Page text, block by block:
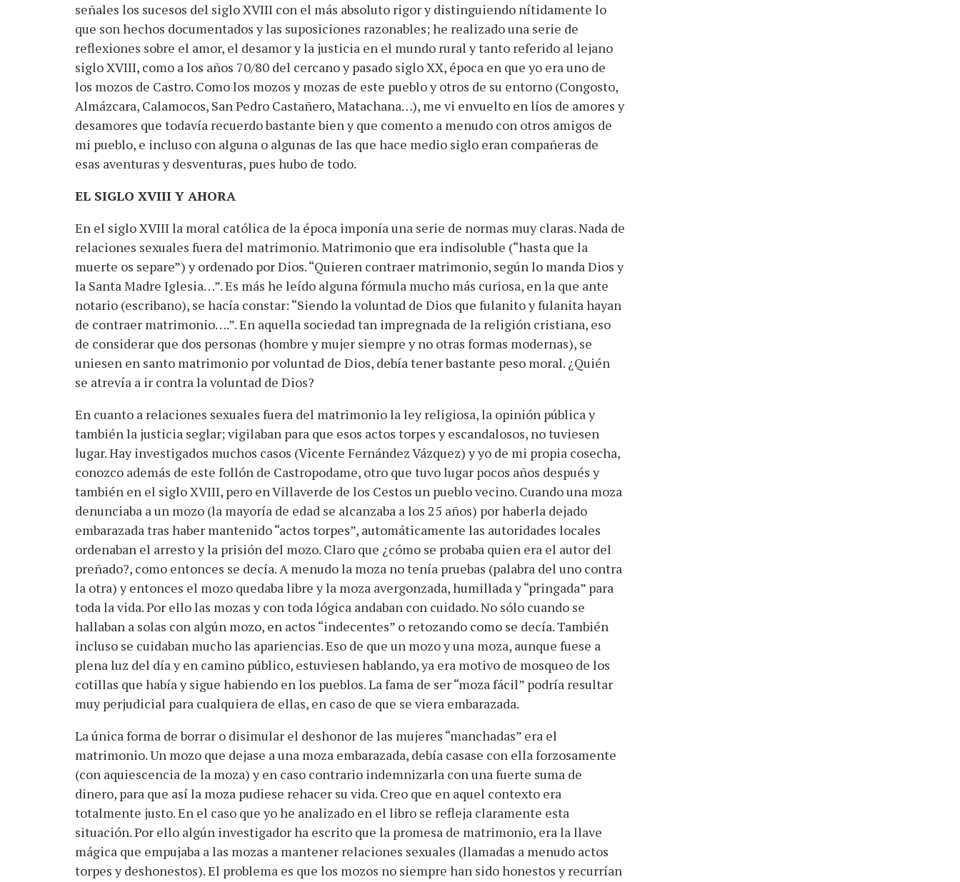
señales los sucesos del siglo XVIII con el más absoluto rigor y distinguiendo nítidamente lo
que son hechos documentados y las suposiciones razonables; he realizado una serie de
reflexiones sobre el amor, el desamor y la justicia en el mundo rural y tanto referido al lejano
siglo XVIII, como a los años 70/80 del cercano y pasado siglo XX, época en que yo era uno de
los mozos de Castro. Como los mozos y mozas de este pueblo y otros de su entorno (Congosto,
Almázcara, Calamocos, San Pedro Castañero, Matachana…), me vi envuelto en líos de amores y
desamores que todavía recuerdo bastante bien y que comento a menudo con otros amigos de
mi pueblo, e incluso con alguna o algunas de las que hace medio siglo eran compañeras de
esas aventuras y desventuras, pues hubo de todo.
EL SIGLO XVIII Y AHORA
En el siglo XVIII la moral católica de la época imponía una serie de normas muy claras. Nada de
relaciones sexuales fuera del matrimonio. Matrimonio que era indisoluble (“hasta que la
muerte os separe”) y ordenado por Dios. “Quieren contraer matrimonio, según lo manda Dios y
la Santa Madre Iglesia…”. Es más he leído alguna fórmula mucho más curiosa, en la que ante
notario (escribano), se hacía constar: “Siendo la voluntad de Dios que fulanito y fulanita hayan
de contraer matrimonio….”. En aquella sociedad tan impregnada de la religión cristiana, eso
de considerar que dos personas (hombre y mujer siempre y no otras formas modernas), se
uniesen en santo matrimonio por voluntad de Dios, debía tener bastante peso moral. ¿Quién
se atrevía a ir contra la voluntad de Dios?
En cuanto a relaciones sexuales fuera del matrimonio la ley religiosa, la opinión pública y
también la justicia seglar; vigilaban para que esos actos torpes y escandalosos, no tuviesen
lugar. Hay investigados muchos casos (Vicente Fernández Vázquez) y yo de mi propia cosecha,
conozco además de este follón de Castropodame, otro que tuvo lugar pocos años después y
también en el siglo XVIII, pero en Villaverde de los Cestos un pueblo vecino. Cuando una moza
denunciaba a un mozo (la mayoría de edad se alcanzaba a los 25 años) por haberla dejado
embarazada tras haber mantenido “actos torpes”, automáticamente las autoridades locales
ordenaban el arresto y la prisión del mozo. Claro que ¿cómo se probaba quien era el autor del
preñado?, como entonces se decía. A menudo la moza no tenía pruebas (palabra del uno contra
la otra) y entonces el mozo quedaba libre y la moza avergonzada, humillada y “pringada” para
toda la vida. Por ello las mozas y con toda lógica andaban con cuidado. No sólo cuando se
hallaban a solas con algún mozo, en actos “indecentes” o retozando como se decía. También
incluso se cuidaban mucho las apariencias. Eso de que un mozo y una moza, aunque fuese a
plena luz del día y en camino público, estuviesen hablando, ya era motivo de mosqueo de los
cotillas que había y sigue habiendo en los pueblos. La fama de ser “moza fácil” podría resultar
muy perjudicial para cualquiera de ellas, en caso de que se viera embarazada.
La única forma de borrar o disimular el deshonor de las mujeres “manchadas” era el
matrimonio. Un mozo que dejase a una moza embarazada, debía casase con ella forzosamente
(con aquiescencia de la moza) y en caso contrario indemnizarla con una fuerte suma de
dinero, para que así la moza pudiese rehacer su vida. Creo que en aquel contexto era
totalmente justo. En el caso que yo he analizado en el libro se refleja claramente esta
situación. Por ello algún investigador ha escrito que la promesa de matrimonio, era la llave
mágica que empujaba a las mozas a mantener relaciones sexuales (llamadas a menudo actos
torpes y deshonestos). El problema es que los mozos no siempre han sido honestos y recurrían